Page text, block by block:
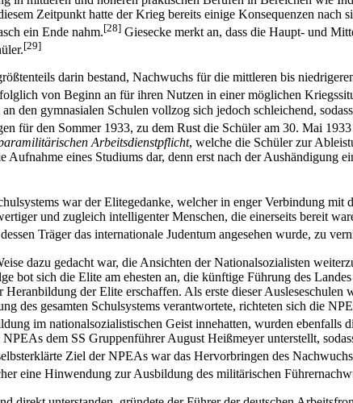
Zeitpunkt hatte der Krieg bereits einige Konsequenzen nach
ein Ende nahm.[28] Giesecke merkt an, dass die Haupt- und
[29]
darin bestand, Nachwuchs für die mittleren bis
von Beginn an für ihren Nutzen in einer möglichen
den gymnasialen Schulen vollzog sich jedoch schleichend,
für den Sommer 1933, zu dem Rust die Schüler am 30. Mai
Arbeitsdienstpflicht, welche die Schüler zur
eines Studiums dar, denn erst nach der Aushändigung
war der Elitegedanke, welcher in enger Verbindung
und zugleich intelligenter Menschen, die einerseits bereit
Träger das internationale Judentum angesehen wurde, zu
dazu gedacht war, die Ansichten der Nationalsozialisten
bot sich die Elite am ehesten an, die künftige Führung des
der Elite erschaffen. Als erste dieser
des gesamten Schulsystems verantwortete, richteten sich die
im nationalsozialistischen Geist innehatten, wurden ebenfalls
dem SS Gruppenführer August Heißmeyer unterstellt,
Ziel der NPEAs war das Hervorbringen des
eine Hinwendung zur Ausbildung des militärischen